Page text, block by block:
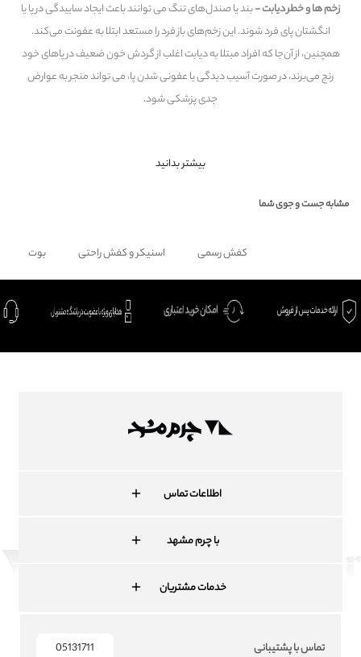
زخم ها و خطر دیابت -بند یا صندل‌های تنگ می توانند باعث ایجاد ساییدگی در پا یا
انگشتان پای فرد شوند. این زخم‌های باز فرد را مستعد ابتلا به عفونت می‌کند.
همچنین، از آن‌جا که افراد مبتلا به دیابت اغلب از گردش خون ضعیف در پاهای خود
رنج می‌برند، در صورت آسیب دیدگی یا عفونی شدن پا، می تواند منجر به عوارض
جدی پزشکی شود.
بیشتر بدانید
مشابه جست و جوی شما
کفش رسمی اسنیکر و کفش راحتی بوت
اطلاعات تماس
با چرم مشهد
خدمات مشتریان
تماس با پشتیبانی 05131711